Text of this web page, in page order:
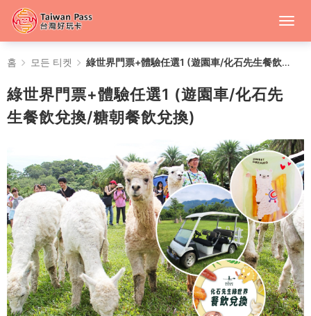
綠
世
界
票
+體
驗
任
選
홈 모든 티켓 綠世界門票+體驗任選1 (遊園車/化石先生餐飲兌換/糖朝餐飲兌換)
綠世界門票+體驗任選1 (遊園車/化石先
生餐飲兌換/糖朝餐飲兌換)